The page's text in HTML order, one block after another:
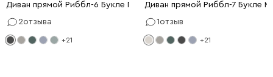
Диван прямой Риббл-6 Букле Графитовый
2отзыва
+21
Диван прямой Риббл-7 Букле
1отзыв
+21